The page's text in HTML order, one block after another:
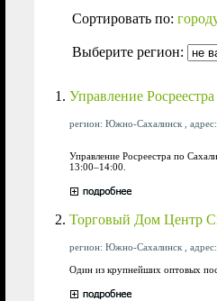
Сортировать по:
Выберите регион:
1. Управление
регион: Южно-Сахалинск ,
Управление Росреестра по
13:00–14:00.
2. Торговый Дом Центр
регион: Южно-Сахалинск ,
Один из крупнейших оптовых